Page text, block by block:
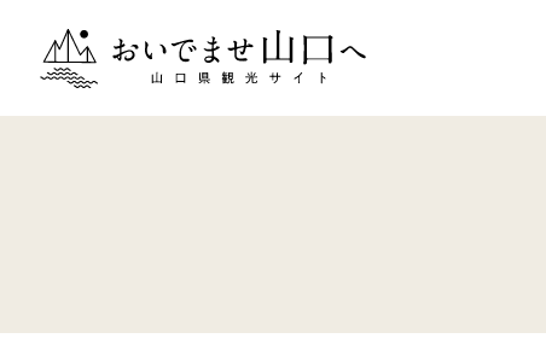
おいでませ山口へー山口県観光サイト